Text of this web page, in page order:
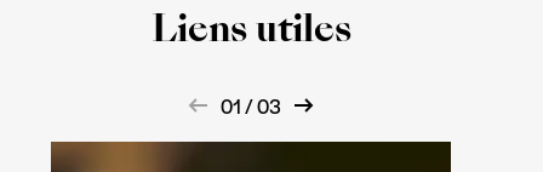
Liens utiles
01 / 03